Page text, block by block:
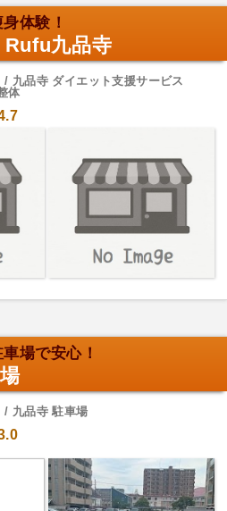
体験！
九品寺
九品寺 ダイエット支援サービス
体
場で安心！
/ 九品寺 駐車場